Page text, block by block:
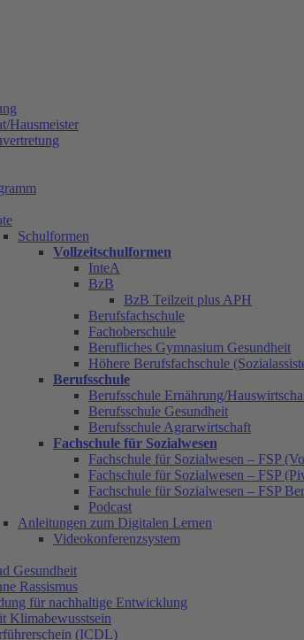
Hausmeister
Schulformen
Vollzeitschulformen
InteA
BzB
BzB Teilzeit plus APH
Berufsfachschule
Fachoberschule
Berufliches Gymnasium Gesundheit
Höhere Berufsfachschule
Berufsschule
Berufsschule Ernährung/
Berufsschule Gesundheit
Berufsschule Agrarwirtschaft
Fachschule für Sozialwesen
Fachschule für Sozialwesen – FSP
Fachschule für Sozialwesen – FSP
Fachschule für Sozialwesen – FSP
Podcast
Anleitungen zum Digitalen Lernen
Videokonferenzsystem
Gesundheit
Rassismus
für nachhaltige Entwicklung
Klimabewusstsein
(ICDL)